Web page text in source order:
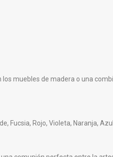
muebles de madera o una
Fucsia, Rojo, Violeta, Naranja,